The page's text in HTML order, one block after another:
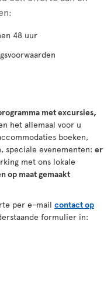
48 uur
met excursies,
het allemaal voor u
boeken,
speciale evenementen: er
met ons lokale
op maat gemaakt
per e-mail contact op
formulier in: